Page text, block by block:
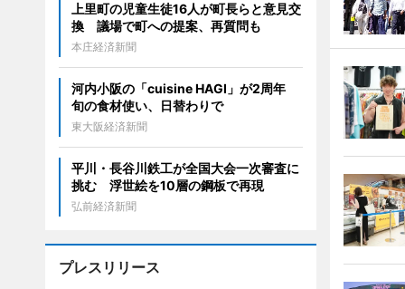
上里町の児童生徒16人が町長らと意見交
換 議場で町への提案、再質問も
本庄経済新聞
河内小阪の「cuisine HAGI」が2周年
旬の食材使い、日替わりで
東大阪経済新聞
平川・長谷川鉄工が全国大会一次審査に
挑む 浮世絵を10層の鋼板で再現
弘前経済新聞
プレスリリース